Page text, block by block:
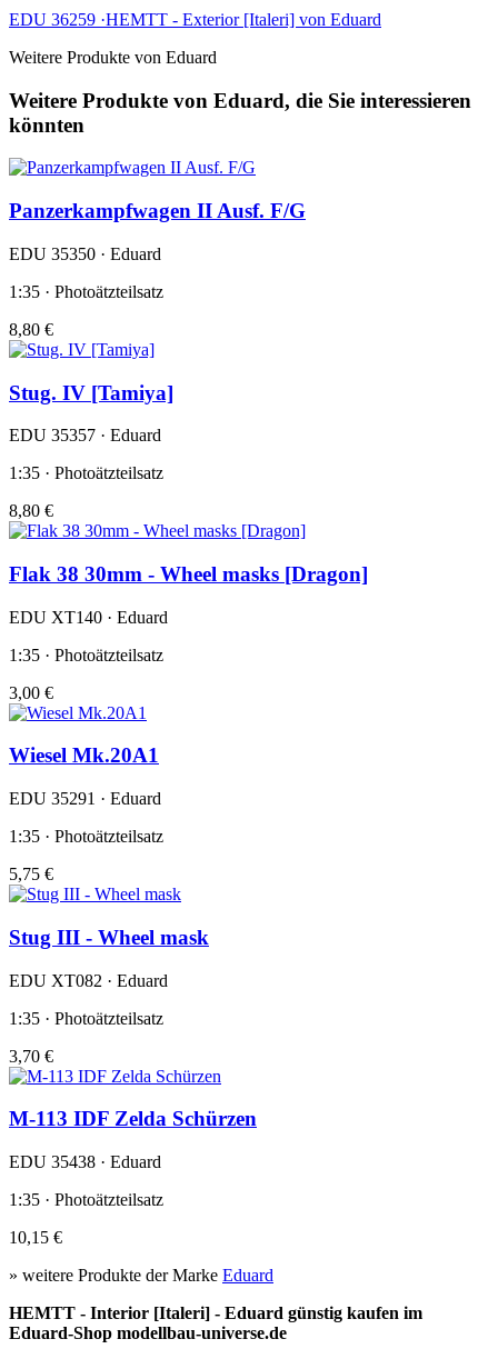
EDU 36259 ·HEMTT - Exterior [Italeri] von Eduard
Weitere Produkte von Eduard
Weitere Produkte von Eduard, die Sie interessieren
könnten
Panzerkampfwagen II Ausf. F/G
EDU 35350 · Eduard
1:35 · Photoätzteilsatz
8,80 €
Stug. IV [Tamiya]
EDU 35357 · Eduard
1:35 · Photoätzteilsatz
8,80 €
Flak 38 30mm - Wheel masks [Dragon]
EDU XT140 · Eduard
1:35 · Photoätzteilsatz
3,00 €
Wiesel Mk.20A1
EDU 35291 · Eduard
1:35 · Photoätzteilsatz
5,75 €
Stug III - Wheel mask
EDU XT082 · Eduard
1:35 · Photoätzteilsatz
3,70 €
M-113 IDF Zelda Schürzen
EDU 35438 · Eduard
1:35 · Photoätzteilsatz
10,15 €
» weitere Produkte der Marke Eduard
HEMTT - Interior [Italeri] - Eduard günstig kaufen im
Eduard-Shop modellbau-universe.de